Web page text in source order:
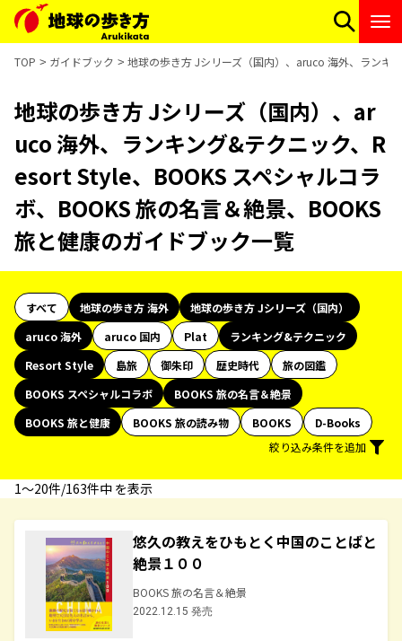
TOP ガイドブック 地球の歩き方 Jシリーズ（国内）、aruco 海外、ランキ
地球の歩き方 Jシリーズ（国内）、ar
uco 海外、ランキング&テクニック、R
esort Style、BOOKS スペシャルコラ
ボ、BOOKS 旅の名言＆絶景、BOOKS
旅と健康のガイドブック一覧
すべて 地球の歩き方 海外
地球の歩き方 Jシリーズ（国内）
aruco 海外
aruco 国内 Plat
ランキング&テクニック
Resort Style
島旅 御朱印 歴史時代
旅の図鑑
BOOKS スペシャルコラボ
BOOKS 旅の名言＆絶景
BOOKS 旅と健康
BOOKS 旅の読み物 BOOKS
D-Books
絞り込み条件を追加
1〜20件/163件中 を表示
悠久の教えをひもとく中国のことばと
絶景１００
BOOKS 旅の名言＆絶景
2022.12.15 発売